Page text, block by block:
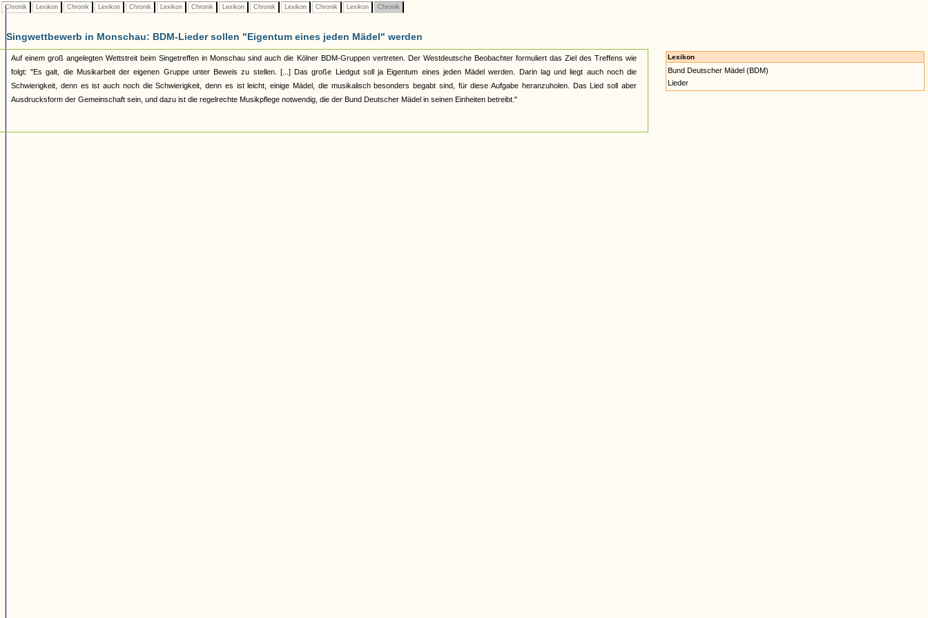
Chronik Lexikon Chronik Lexikon Chronik Lexikon Chronik Lexikon Chronik Lexikon Chronik Lexikon Chronik
Singwettbewerb in Monschau: BDM-Lieder sollen "Eigentum eines jeden Mädel" werden
Auf einem groß angelegten Wettstreit beim Singetreffen in Monschau sind auch die Kölner BDM-Gruppen vertreten. Der Westdeutsche Beobachter formuliert das Ziel des Treffens wie
folgt: "Es galt, die Musikarbeit der eigenen Gruppe unter Beweis zu stellen. [...] Das große Liedgut soll ja Eigentum eines jeden Mädel werden. Darin lag und liegt auch noch die
Schwierigkeit, denn es ist auch noch die Schwierigkeit, denn es ist leicht, einige Mädel, die musikalisch besonders begabt sind, für diese Aufgabe heranzuholen. Das Lied soll aber
Ausdrucksform der Gemeinschaft sein, und dazu ist die regelrechte Musikpflege notwendig, die der Bund Deutscher Mädel in seinen Einheiten betreibt."
Lexikon
Bund Deutscher Mädel (BDM)
Lieder